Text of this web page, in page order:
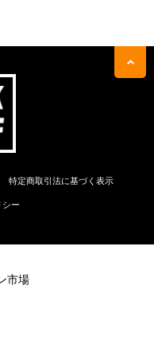
特定商取引法に基づく表示
シー
市場